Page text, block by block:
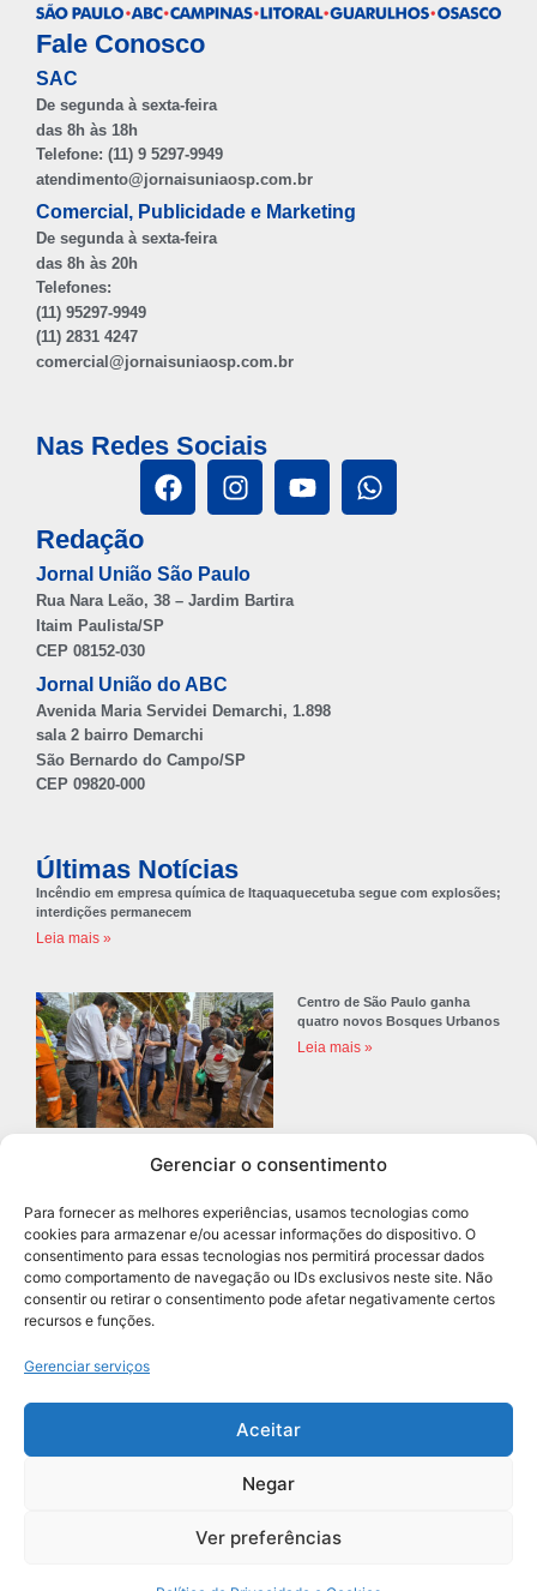
Gerenciar o consentimento
Para fornecer as melhores experiências, usamos tecnologias como
cookies para armazenar e/ou acessar informações do dispositivo. O
consentimento para essas tecnologias nos permitirá processar dados
como comportamento de navegação ou IDs exclusivos neste site. Não
consentir ou retirar o consentimento pode afetar negativamente certos
recursos e funções.
Gerenciar serviços
Aceitar
Negar
Ver preferências
Fale Conosco
SAC
De segunda à sexta-feira
das 8h às 18h
Telefone: (11) 9 5297-9949
atendimento@jornaisuniaosp.com.br
Comercial, Publicidade e Marketing
De segunda à sexta-feira
das 8h às 20h
Telefones:
(11) 95297-9949
(11) 2831 4247
comercial@jornaisuniaosp.com.br
Nas Redes Sociais
Redação
Jornal União São Paulo
Rua Nara Leão, 38 – Jardim Bartira
Itaim Paulista/SP
CEP 08152-030
Jornal União do ABC
Avenida Maria Servidei Demarchi, 1.898
sala 2 bairro Demarchi
São Bernardo do Campo/SP
CEP 09820-000
Últimas Notícias
Incêndio em empresa química de Itaquaquecetuba segue com explosões;
interdições permanecem
Leia mais »
Centro de São Paulo ganha
quatro novos Bosques Urbanos
Leia mais »
para professores
Leia mais »
Navegação
Grupo União de Jornais | Todos os Direitos Reservados